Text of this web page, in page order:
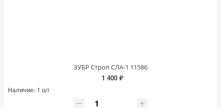
ЗУБР Строп СЛА-1 11586
1 400 ₽
Наличие: 1 шт